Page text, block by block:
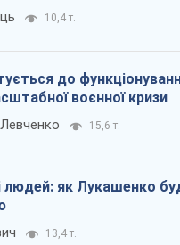
10,4 т.
до
воєнної кризи
15,6 т.
людей: як Лукашенко
13,4 т.